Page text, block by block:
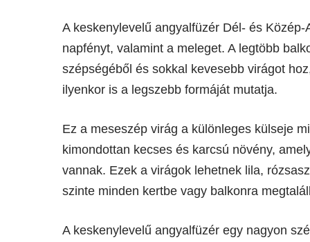
A keskenylevelű angyalfüzér Dél- és
napfényt, valamint a meleget. A legtöbb
szépségéből és sokkal kevesebb virágot
ilyenkor is a legszebb formáját mutatja.
Ez a meseszép virág a különleges külseje
kimondottan kecses és karcsú növény,
vannak. Ezek a virágok lehetnek lila,
szinte minden kertbe vagy balkonra
A keskenylevelű angyalfüzér egy nagyon